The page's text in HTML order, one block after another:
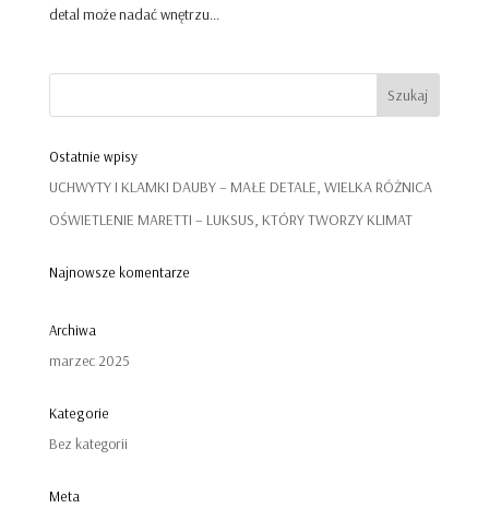
detal może nadać wnętrzu...
Ostatnie wpisy
UCHWYTY I KLAMKI DAUBY – MAŁE DETALE, WIELKA RÓŻNICA
OŚWIETLENIE MARETTI – LUKSUS, KTÓRY TWORZY KLIMAT
Najnowsze komentarze
Archiwa
marzec 2025
Kategorie
Bez kategorii
Meta